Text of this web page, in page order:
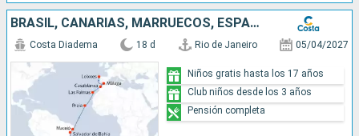
BRASIL, CANARIAS, MARRUECOS, ESPAÑA, PORTUGAL
Costa Diadema 18 d Rio de Janeiro 05/04/2027
Niños gratis hasta los 17 años
Club niños desde los 3 años
Pensión completa